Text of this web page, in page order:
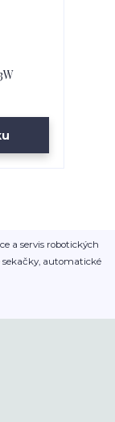
a servis robotických
sekačky, automatické